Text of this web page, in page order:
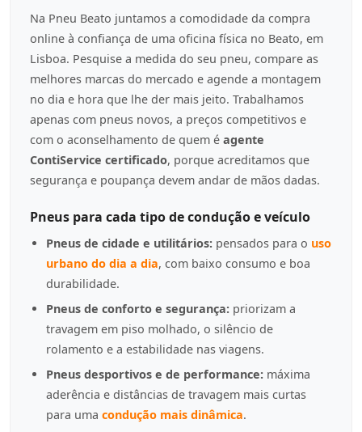
Na Pneu Beato juntamos a comodidade da compra
online à confiança de uma oficina física no Beato, em
Lisboa. Pesquise a medida do seu pneu, compare as
melhores marcas do mercado e agende a montagem
no dia e hora que lhe der mais jeito. Trabalhamos
apenas com pneus novos, a preços competitivos e
com o aconselhamento de quem é agente
ContiService certificado, porque acreditamos que
segurança e poupança devem andar de mãos dadas.
Pneus para cada tipo de condução e veículo
Pneus de cidade e utilitários: pensados para o uso
urbano do dia a dia, com baixo consumo e boa
durabilidade.
Pneus de conforto e segurança: priorizam a
travagem em piso molhado, o silêncio de
rolamento e a estabilidade nas viagens.
Pneus desportivos e de performance: máxima
aderência e distâncias de travagem mais curtas
para uma condução mais dinâmica.